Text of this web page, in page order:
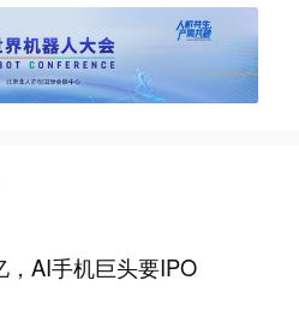
，AI手机巨头要IPO